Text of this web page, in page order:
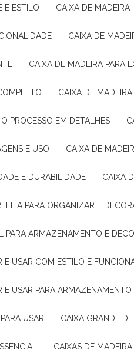
E ESTILO CAIXA DE
CAIXA DE
CAIXA DE MADEIRA
CAIXA DE
PROCESSO EM DETALHES
E USO CAIXA DE
E DURABILIDADE CAIXA
PARA ORGANIZAR E
PARA ARMAZENAMENTO E
E USAR COM ESTILO E
E USAR PARA
USAR CAIXA GRANDE
CAIXAS DE